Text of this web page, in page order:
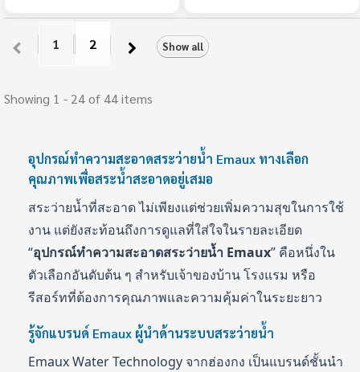
Show all
1 2
Showing 1 - 24 of 44 items
อุปกรณ์ทำความสะอาดสระว่ายน้ำ Emaux ทางเลือก
คุณภาพเพื่อสระน้ำสะอาดอยู่เสมอ
สระว่ายน้ำที่สะอาด ไม่เพียงแต่ช่วยเพิ่มความสุขในการใช้
งาน แต่ยังสะท้อนถึงการดูแลที่ใส่ใจในรายละเอียด
“อุปกรณ์ทำความสะอาดสระว่ายน้ำ Emaux” คือหนึ่งใน
ตัวเลือกอันดับต้น ๆ สำหรับเจ้าของบ้าน โรงแรม หรือ
รีสอร์ทที่ต้องการคุณภาพและความคุ้มค่าในระยะยาว
รู้จักแบรนด์ Emaux ผู้นำด้านระบบสระว่ายน้ำ
Emaux Water Technology จากฮ่องกง เป็นแบรนด์ชั้นนำ